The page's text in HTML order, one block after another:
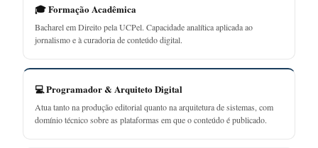
🎓 Formação Acadêmica
Bacharel em Direito pela UCPel. Capacidade analítica aplicada ao
jornalismo e à curadoria de conteúdo digital.
💻 Programador & Arquiteto Digital
Atua tanto na produção editorial quanto na arquitetura de sistemas, com
domínio técnico sobre as plataformas em que o conteúdo é publicado.